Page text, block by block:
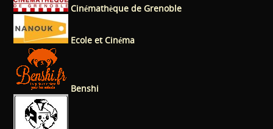
Cinémathèque de Grenoble
Ecole et Cinéma
Benshi